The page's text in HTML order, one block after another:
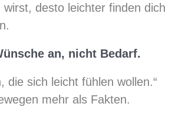
wirst, desto leichter finden dich
an, nicht Bedarf.
die sich leicht fühlen wollen.“
mehr als Fakten.